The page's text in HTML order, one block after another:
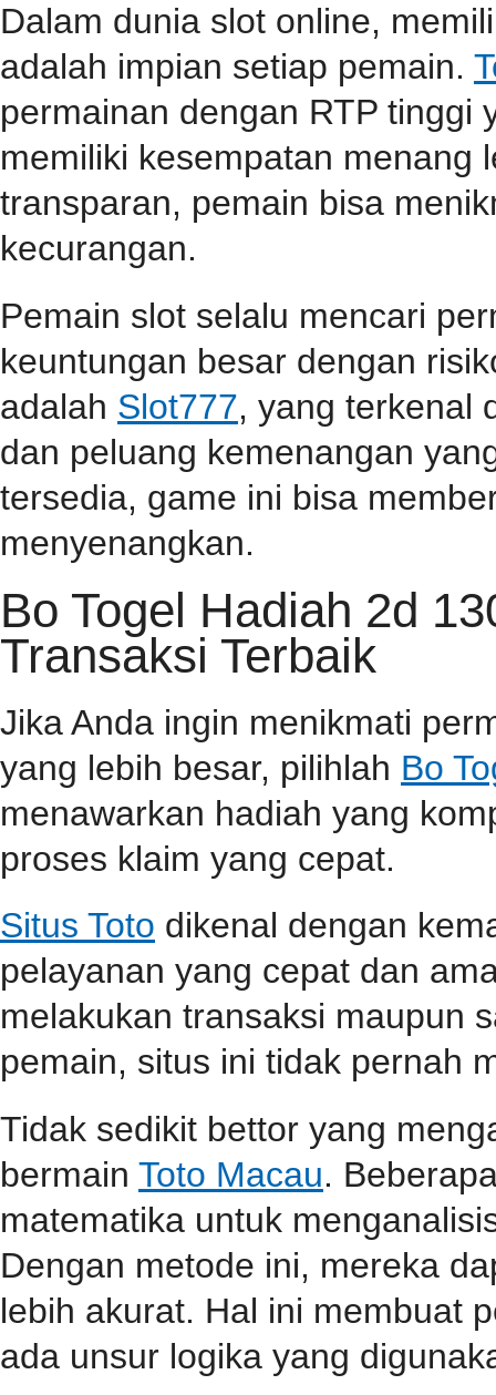
Dalam dunia slot online,
adalah impian setiap pemain.
permainan dengan RTP tinggi
memiliki kesempatan menang
transparan, pemain bisa
kecurangan.
Pemain slot selalu mencari
keuntungan besar dengan
adalah Slot777, yang terkenal
dan peluang kemenangan
tersedia, game ini bisa
menyenangkan.
Bo Togel Hadiah 2d
Transaksi Terbaik
Jika Anda ingin menikmati
yang lebih besar, pilihlah Bo
menawarkan hadiah yang
proses klaim yang cepat.
Situs Toto dikenal dengan
pelayanan yang cepat dan
melakukan transaksi maupun
pemain, situs ini tidak pernah
Tidak sedikit bettor yang
bermain Toto Macau.
matematika untuk
Dengan metode ini, mereka
lebih akurat. Hal ini membuat
ada unsur logika yang